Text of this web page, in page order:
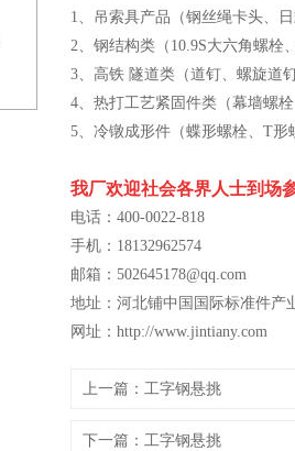
1、吊索具产品（钢丝绳卡头、
2、钢结构类（10.9S大六角螺栓
3、高铁 隧道类（道钉、螺旋道
4、热打工艺紧固件类（幕墙螺
5、冷镦成形件（蝶形螺栓、T形
我厂欢迎社会各界人士到场
电话： 400-0022-818
手机： 18132962574
邮箱：502645178@qq.com
地址：河北铺中国国际标准件产
网址：http://www.jintiany.com
上一篇：工字钢悬挑
下一篇：工字钢悬挑